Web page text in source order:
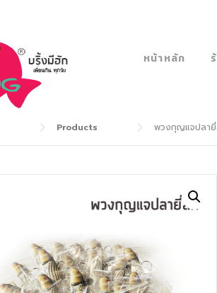
หน้าหลัก
Products พวงกุญแจปลา